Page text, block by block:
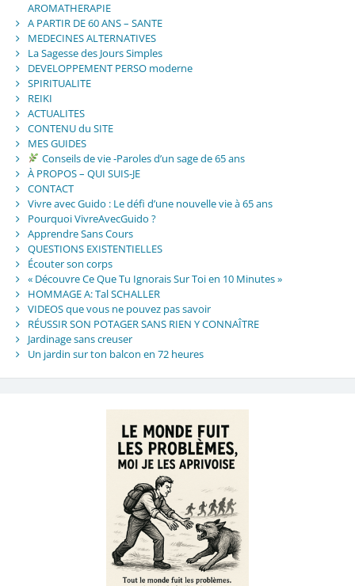
AROMATHERAPIE
A PARTIR DE 60 ANS – SANTE
MEDECINES ALTERNATIVES
La Sagesse des Jours Simples
DEVELOPPEMENT PERSO moderne
SPIRITUALITE
REIKI
ACTUALITES
CONTENU du SITE
MES GUIDES
Conseils de vie -Paroles d’un sage de 65 ans
À PROPOS – QUI SUIS-JE
CONTACT
Vivre avec Guido : Le défi d’une nouvelle vie à 65 ans
Pourquoi VivreAvecGuido ?
Apprendre Sans Cours
QUESTIONS EXISTENTIELLES
Écouter son corps
« Découvre Ce Que Tu Ignorais Sur Toi en 10 Minutes »
HOMMAGE A: Tal SCHALLER
VIDEOS que vous ne pouvez pas savoir
RÉUSSIR SON POTAGER SANS RIEN Y CONNAÎTRE
Jardinage sans creuser
Un jardin sur ton balcon en 72 heures